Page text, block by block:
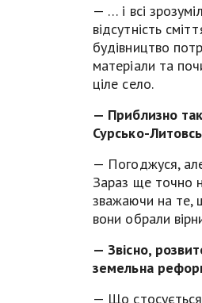
— … і всі
відсутність
будівництво
матеріали та
ціле село.
— Приблизно
Сурсько-
— Погоджуся,
Зараз ще точно
зважаючи на те,
вони обрали
— Звісно,
земельна
— Що